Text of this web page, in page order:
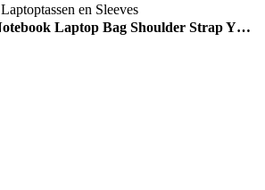
Laptoptassen en Sleeves
Dell Universal Notebook Laptop Bag Shoulder Strap YW0VM (Rugged)